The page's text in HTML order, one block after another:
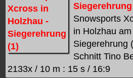
Siegerehrung
Snowsports
in Holzhau
Siegerehrung
Schnitt Tino
2133x / 10 m : 15 s / 16:9